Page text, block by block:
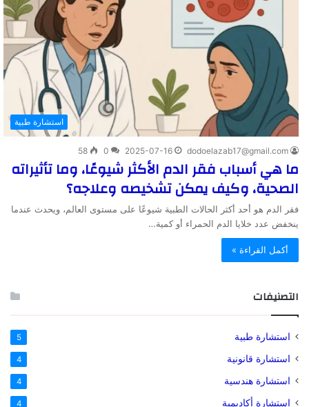
استشارة طبية
dodoelazab17@gmail.com
2025-07-16
0
58
ما هي أسباب فقر الدم الأكثر شيوعًا، وما تأثيراته
الصحية، وكيف يمكن تشخيصه وعلاجه؟
فقر الدم هو أحد أكثر الحالات الطبية شيوعًا على مستوى العالم، ويحدث عندما
ينخفض عدد خلايا الدم الحمراء أو كمية…
أكمل القراءة »
التصنيفات
استشارة طبية 5
استشارة قانونية 4
استشارة هندسية 4
استشارة أكاديمية 4